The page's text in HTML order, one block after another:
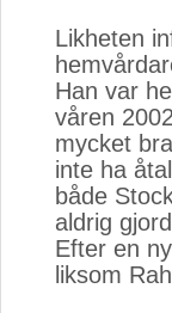
Likheten
Han var
våren
mycket
inte ha
både
aldrig
Efter en
liksom